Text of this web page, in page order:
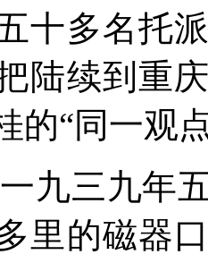
十多名托
陆续到重
的“同一观
九三九年
里的磁器